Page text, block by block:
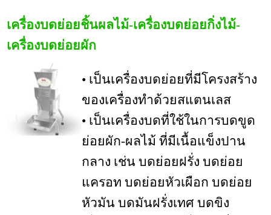
เครื่องบดย่อยชิ้นผลไม้-เครื่องบดย่อยกิ่งไม้-
เครื่องบดย่อยผัก
• เป็นเครื่องบดย่อยที่มีโครงสร้าง
ของเครื่องทำด้วยสแตนเลส
• เป็นเครื่องบดที่ใช้ในการบดขูด
ย่อยผัก-ผลไม้ ที่มีเนื้อแข็งปาน
กลาง เช่น บดย่อยฝรั่ง บดย่อย
แครอท บดย่อยหัวเผือก บดย่อย
หัวมัน บดมันฝรั่งเทศ บดขิง